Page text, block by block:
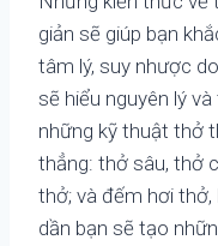
giản sẽ giúp bạn
tâm lý, suy nhược
sẽ hiểu nguyên lý
những kỹ thuật thở
thẳng: thở sâu, thở
thở; và đếm hơi
dần bạn sẽ tạo